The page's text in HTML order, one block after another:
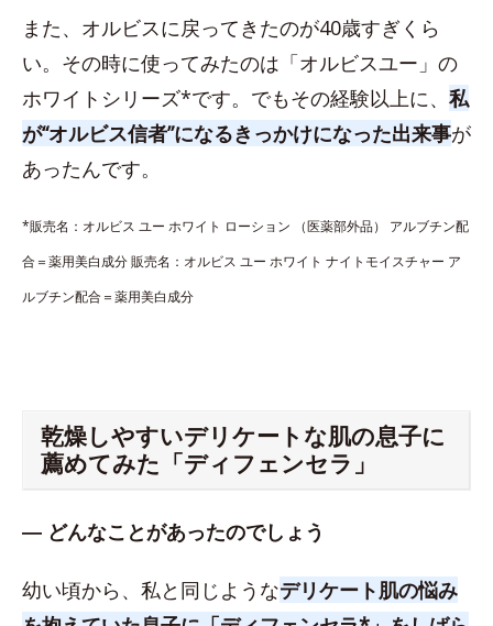
また、オルビスに戻ってきたのが40歳すぎくら
い。その時に使ってみたのは「オルビスユー」の
ホワイトシリーズ*です。でもその経験以上に、 私
が“オルビス信者”になるきっかけになった出来事が
あったんです。
*販売名：オルビス ユー ホワイト ローション （医薬部外品） アルブチン配
合＝薬用美白成分 販売名：オルビス ユー ホワイト ナイトモイスチャー ア
ルブチン配合＝薬用美白成分
乾燥しやすいデリケートな肌の息子に
薦めてみた「ディフェンセラ」
― どんなことがあったのでしょう
幼い頃から、私と同じようなデリケート肌の悩み